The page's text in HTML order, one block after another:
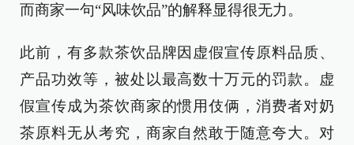
而商家一句“风味饮品”的解释显得很无力。
此前，有多款茶饮品牌因虚假宣传原料品质、
产品功效等，被处以最高数十万元的罚款。虚
假宣传成为茶饮商家的惯用伎俩，消费者对奶
茶原料无从考究，商家自然敢于随意夸大。对